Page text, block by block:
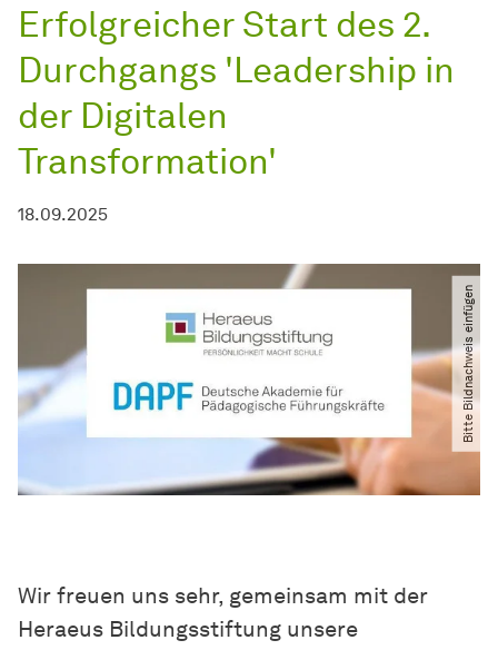
Erfolgreicher Start des 2.
Durchgangs 'Leadership in
der Digitalen
Transformation'
18.09.2025
Bitte Bildnachweis einfügen
Wir freuen uns sehr, gemeinsam mit der
Heraeus Bildungsstiftung unsere